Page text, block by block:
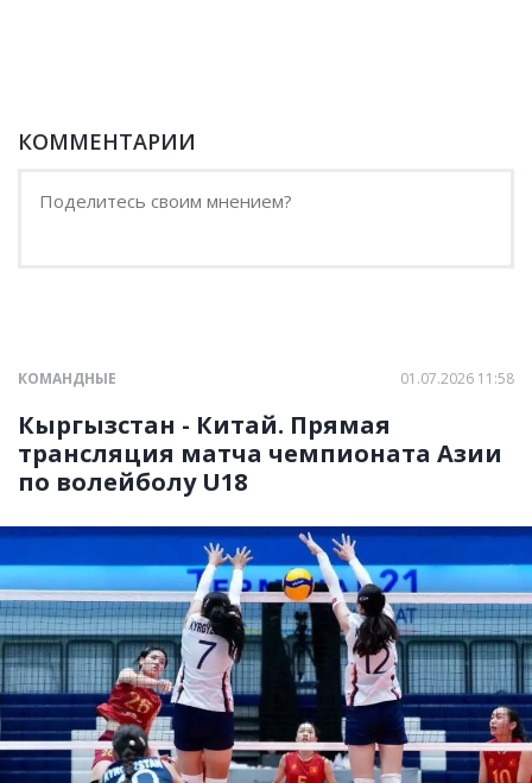
КОММЕНТАРИИ
КОМАНДНЫЕ 01.07.2026 11:58
Кыргызстан - Китай. Прямая
трансляция матча чемпионата Азии
по волейболу U18